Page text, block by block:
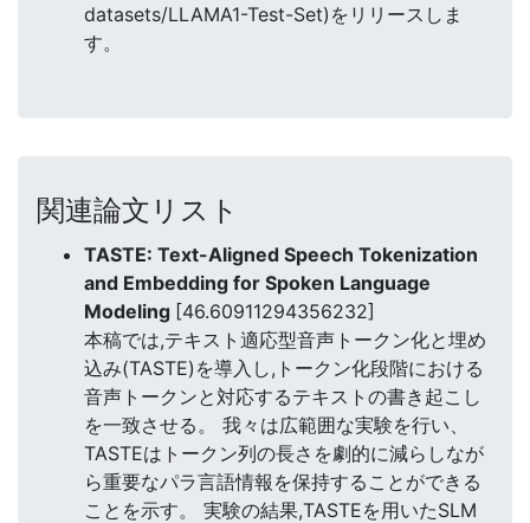
datasets/LLAMA1-Test-Set)をリリースしま
す。
関連論文リスト
TASTE: Text-Aligned Speech Tokenization
and Embedding for Spoken Language
Modeling [46.60911294356232]
本稿では,テキスト適応型音声トークン化と埋め
込み(TASTE)を導入し,トークン化段階における
音声トークンと対応するテキストの書き起こし
を一致させる。 我々は広範囲な実験を行い、
TASTEはトークン列の長さを劇的に減らしなが
ら重要なパラ言語情報を保持することができる
ことを示す。 実験の結果,TASTEを用いたSLM